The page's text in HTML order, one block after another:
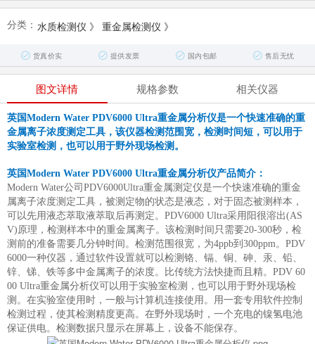
分类： 水质检测仪 》 重金属检测仪 》
货真价实 提供发票 国内包邮 售后无忧
图文详情 规格参数 相关仪器
英国Modern Water PDV6000 Ultra重金属分析仪是一个快速准确的重
金属离子浓度测定工具，该仪器检测范围宽，检测时间短，可以用于
实验室检测，也可以用于野外现场检测。
英国Modern Water PDV6000 Ultra重金属分析仪产品简介：
Modern Water公司PDV6000Ultra重金属测定仪是一个快速准确的重金
属离子浓度测定工具，被测定物的状态是液态，对于固态被测样本，
可以先用液态萃取液萃取后再测定。PDV6000 Ultra采用阳很溶出(AS
V)原理，检测样本中的重金属离子。该检测时间只需要20-300秒，检
测前的准备需要几分钟时间。检测范围很宽，为4ppb到300ppm。PDV
6000一种仪器，通过软件设置就可以检测铬、镉、铜、砷、汞、铅、
锌、锑、铁等多中金属离子的浓度。比传统方法快捷而且精。PDV 60
00 Ultra重金属分析仪可以用于实验室检测，也可以用于野外现场检
测。在实验室使用时，一般与计算机连接使用。用一套专用软件控制
检测过程，使其检测精度更高。在野外现场时，一个充电的镍氢电池
保证供电。检测数据只显示在屏幕上，设备不能保存。